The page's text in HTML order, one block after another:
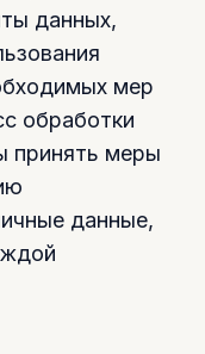
данных,
мер
обработки
принять меры
данные,